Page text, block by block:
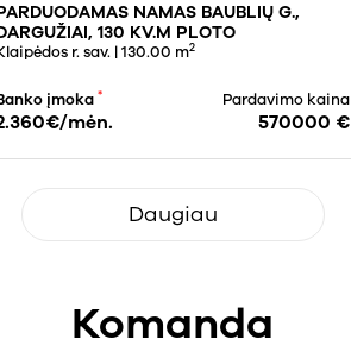
NAMAS BAUBLIŲ G.,
130 KV.M PLOTO
r. sav. | 130.00 m2
įmoka *
mėn.
Pardavimo kaina
570000 €
Daugiau
Komanda